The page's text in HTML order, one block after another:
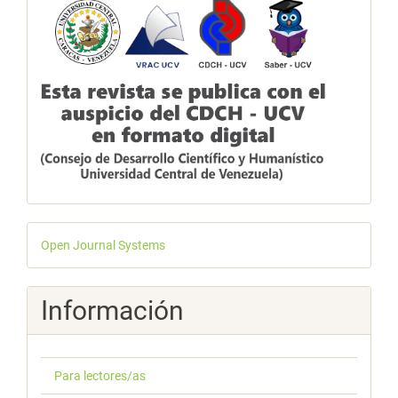
Desarrollado
por
Open Journal Systems
Información
Para lectores/as